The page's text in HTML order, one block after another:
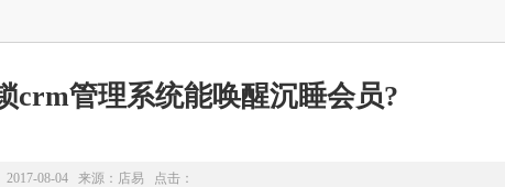
crm管理系统能唤醒沉睡会员?
2017-08-04 来源： 店易 点击：